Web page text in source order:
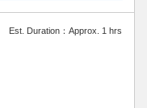
Est. Duration：Approx. 1 hrs